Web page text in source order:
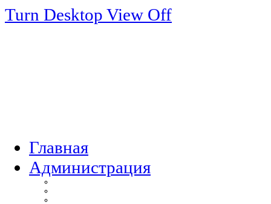
Turn Desktop View Off
Главная
Администрация